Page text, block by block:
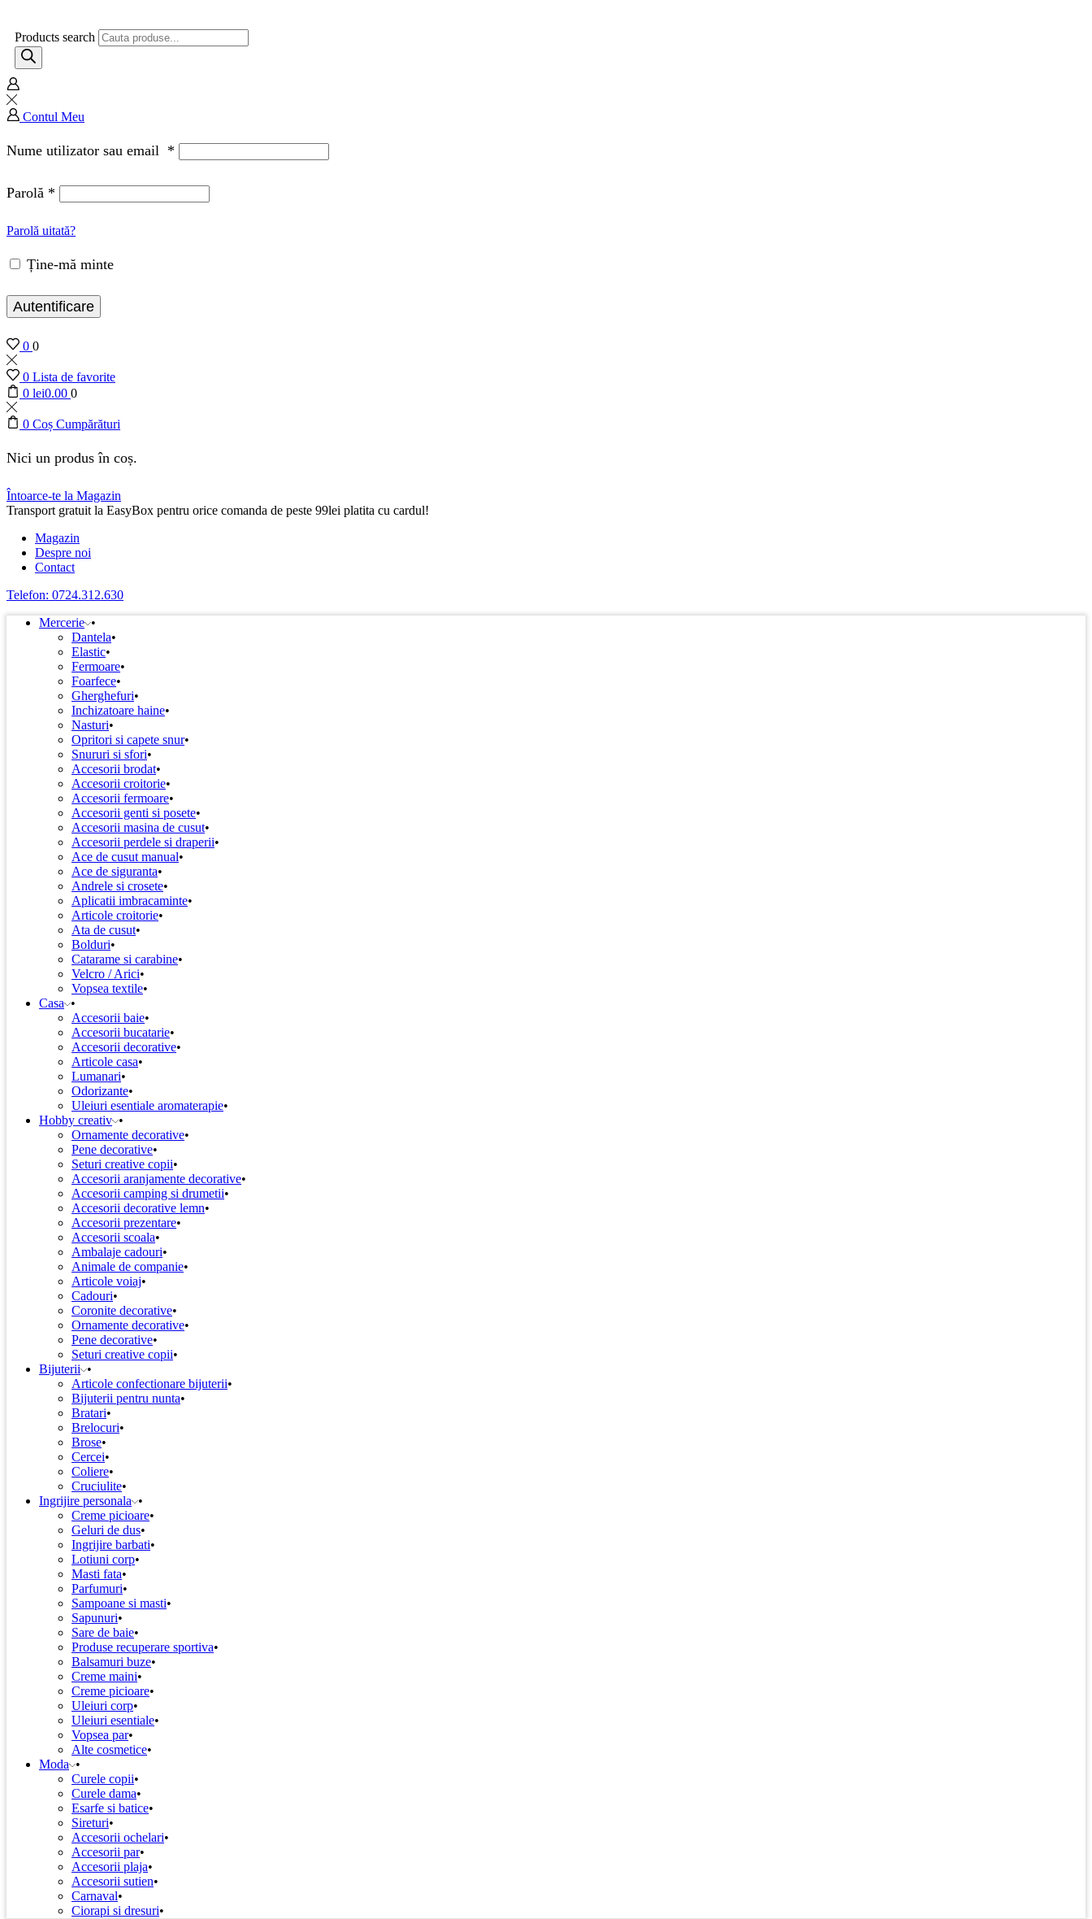
Products search
Contul Meu
Nume utilizator sau email *
Parolă *
Parolă uitată?
Ține-mă minte
Autentificare
0 0
0 Lista de favorite
0 lei0.00 0
0 Coș Cumpărături
Nici un produs în coș.
Întoarce-te la Magazin
Transport gratuit la EasyBox pentru orice comanda de peste 99lei platita cu cardul!
Magazin
Despre noi
Contact
Telefon: 0724.312.630
Mercerie
Dantela
Elastic
Fermoare
Foarfece
Gherghefuri
Inchizatoare haine
Nasturi
Opritori si capete snur
Snururi si sfori
Accesorii brodat
Accesorii croitorie
Accesorii fermoare
Accesorii genti si posete
Accesorii masina de cusut
Accesorii perdele si draperii
Ace de cusut manual
Ace de siguranta
Andrele si crosete
Aplicatii imbracaminte
Articole croitorie
Ata de cusut
Bolduri
Catarame si carabine
Velcro / Arici
Vopsea textile
Casa
Accesorii baie
Accesorii bucatarie
Accesorii decorative
Articole casa
Lumanari
Odorizante
Uleiuri esentiale aromaterapie
Hobby creativ
Ornamente decorative
Pene decorative
Seturi creative copii
Accesorii aranjamente decorative
Accesorii camping si drumetii
Accesorii decorative lemn
Accesorii prezentare
Accesorii scoala
Ambalaje cadouri
Animale de companie
Articole voiaj
Cadouri
Coronite decorative
Ornamente decorative
Pene decorative
Seturi creative copii
Bijuterii
Articole confectionare bijuterii
Bijuterii pentru nunta
Bratari
Brelocuri
Brose
Cercei
Coliere
Cruciulite
Ingrijire personala
Creme picioare
Geluri de dus
Ingrijire barbati
Lotiuni corp
Masti fata
Parfumuri
Sampoane si masti
Sapunuri
Sare de baie
Produse recuperare sportiva
Balsamuri buze
Creme maini
Creme picioare
Uleiuri corp
Uleiuri esentiale
Vopsea par
Alte cosmetice
Moda
Curele copii
Curele dama
Esarfe si batice
Sireturi
Accesorii ochelari
Accesorii par
Accesorii plaja
Accesorii sutien
Carnaval
Ciorapi si dresuri